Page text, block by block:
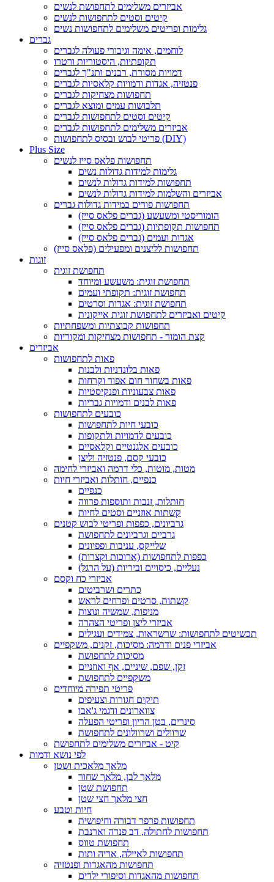
אביזרים משלימים לתחפושת לנשים
קיטים וסטים לתחפושות לנשים
גלימות ופריטים משלימים לתחפושות נשים
גברים
לוחמים, אימה וגיבורי פעולה לגברים
תקופתיות, היסטוריות ורטרו
דמויות מסורת, רבנים ותנ"ך לגברים
פנטזיה, אגדות ודמויות קלאסיות לגברים
תחפושות מצחיקות לגברים
תלבושות עמים ומוצא לגברים
קיטים וסטים לתחפושות לגברים
אביזרים משלימים לתחפושות לגברים
פריטי לבוש ובסיס לתחפושות (DIY)
Plus Size
תחפושות פלאס סייז לנשים
גלימות למידות גדולות נשים
תחפושות למידות גדולות לנשים
אביזרים והשלמות למידות גדולות לנשים
תחפושות פורים במידות גדולות גברים
הומוריסטי ומשעשע (גברים פלאס סייז)
תחפושות תקופתיות (גברים פלאס סייז)
אגדות ועמים (גברים פלאס סייז)
תחפושות לליצנים ומפעילים (פלאס סייז)
זוגות
תחפושת זוגית
תחפושת זוגית: משעשע ומיוחד
תחפושת זוגית: תקופתי ועמים
תחפושת זוגית: אגדות וסרטים
קיטים ואביזרים לתחפושת זוגית אייקונית
תחפושות קבוצתיות ומשפחתיות
קצת הומור - תחפושות מצחיקות ומקוריות
אביזרים
פאות לתחפושות
פאות בלונדניות ולבנות
פאות בשחור חום אפור וקרחות
פאות צבעוניות ופנקיסטיות
פאות לבנים ודמויות גבריות
כובעים לתחפושות
כובעי חיות לתחפושות
כובעים לדמויות ולתקופות
כובעים אלגנטיים וקלאסיים
כובעי קסם, פנטזיה וליצן
מטות, מוטות, כלי דרמה ואביזרי לחימה
כנפיים, חותלות ואביזרי חיות
כנפיים
חותלות, זנבות ותוספות פרווה
קשתות אוזניים וסטים לחיות
גרביונים, כפפות ופריטי לבוש קטנים
גרביים וגרביונים לתחפושת
שלייקס, עניבות ופפיונים
כפפות לתחפושות (ארוכות וקצרות)
נעליים, כיסויים וביריות (על הרגל)
אביזרי כח וקסם
כתרים ושרביטים
קשתות, סרטים ופרחים לראש
מניפות, שמשיה ונוצות
אביזרי ליצן ופריטי הצהרה
תכשיטים לתחפושות: שרשראות, צמידים ועגילים
אביזרי פנים ודרמה: מסיכות, זקנים, משקפיים
מסיכות לתחפושת
זקן, שפם, שיניים, אף ואוזניים
משקפיים לתחפושת
פריטי תפירה מיוחדים
תיקים חגורות וצעיפים
צווארונים ודגמי ג'אבו
סינרים, בטן הריון ופריטי הפעלה
שרוולים ושרוולונים לתחפושת
קיט - אביזרים משלימים לתחפושת
לפי נושא ודמות
מלאך מלאכית ושטן
מלאך לבן, מלאך שחור
תחפושת שטן
חצי מלאך חצי שטן
חיות וטבע
תחפושות פרפר דבורה וחיפושית
תחפושות לחתולה, דב פנדה וארנבת
תחפושת טווס
תחפושות לאיילה, אריה ותות
תחפושות מהאגדות ופנטזיה
תחפושות מהאגדות וסיפורי ילדים